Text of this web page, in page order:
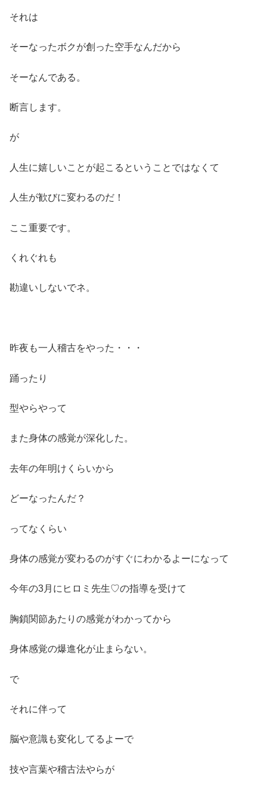
それは
そーなったボクが創った空手なんだから
そーなんである。
断言します。
が
人生に嬉しいことが起こるということではなくて
人生が歓びに変わるのだ！
ここ重要です。
くれぐれも
勘違いしないでネ。
昨夜も一人稽古をやった・・・
踊ったり
型やらやって
また身体の感覚が深化した。
去年の年明けくらいから
どーなったんだ？
ってなくらい
身体の感覚が変わるのがすぐにわかるよーになって
今年の3月にヒロミ先生♡の指導を受けて
胸鎖関節あたりの感覚がわかってから
身体感覚の爆進化が止まらない。
で
それに伴って
脳や意識も変化してるよーで
技や言葉や稽古法やらが